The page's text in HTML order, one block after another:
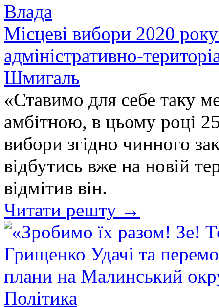
Влада
Місцеві вибори 2020
адміністративно-
Шмигаль
«Ставимо для себе таку
амбітною, в цьому році
вибори згідно чинного
відбутись вже на новій
відмітив він.
Читати решту →
Політика